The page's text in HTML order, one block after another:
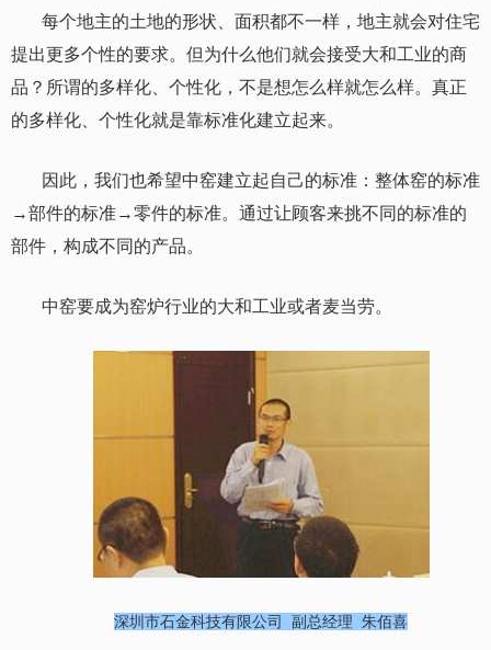
每个地主的土地的形状、面积都不一样，地主就会对住宅
提出更多个性的要求。但为什么他们就会接受大和工业的商
品？所谓的多样化、个性化，不是想怎么样就怎么样。真正
的多样化、个性化就是靠标准化建立起来。
因此，我们也希望中窑建立起自己的标准：整体窑的标准
→部件的标准→零件的标准。通过让顾客来挑不同的标准的
部件，构成不同的产品。
中窑要成为窑炉行业的大和工业或者麦当劳。
深圳市石金科技有限公司 副总经理 朱佰喜